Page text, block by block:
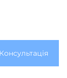
Консультація